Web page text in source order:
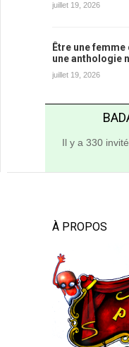
juillet 19, 2026
Être une
une anthologie
juillet 19, 2026
Il y a 330
À PROPOS